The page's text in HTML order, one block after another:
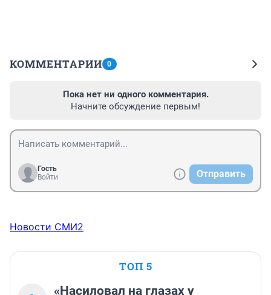
КОММЕНТАРИИ 0
Пока нет ни одного комментария.
Начните обсуждение первым!
Гость
Войти
Отправить
Новости СМИ2
ТОП 5
«Насиловал на глазах у